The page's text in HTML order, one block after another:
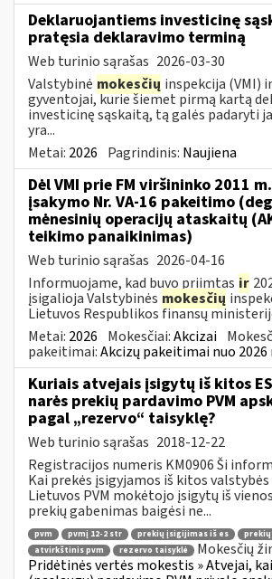
Deklaruojantiems investicinę
pratęsia deklaravimo terminą
Web turinio sąrašas 2026-03-30
Valstybinė mokesčių inspekcija (VMI)
gyventojai, kurie šiemet pirmą kartą
investicinę sąskaitą, tą galės padaryti
yra...
Metai: 2026 Pagrindinis: Naujiena
Dėl VMI prie FM viršininko 2011
įsakymo Nr. VA-16 pakeitimo
mėnesinių operacijų ataskaitų
teikimo panaikinimas)
Web turinio sąrašas 2026-04-16
Informuojame, kad buvo priimtas ir
įsigalioja Valstybinės mokesčių
Lietuvos Respublikos finansų
Metai: 2026 Mokesčiai:Akcizai
pakeitimai:Akcizų pakeitimai nuo 2026
Kuriais atvejais įsigytų iš kitos
narės prekių pardavimo PVM
pagal „rezervo“ taisyklę?
Web turinio sąrašas 2018-12-22
Registracijos numeris KM0906 Ši
Kai prekės įsigyjamos iš kitos
Lietuvos PVM mokėtojo įsigytų iš
prekių gabenimas baigėsi ne...
pvm pvmį 12-2 str prekių įsigijimas iš es
atvirkštinis pvm
rezervo taisyklė
Mokesčių
Pridėtinės vertės mokestis » Atvejai,